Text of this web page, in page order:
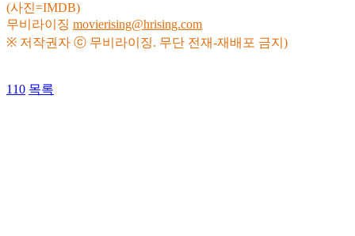
(사진=IMDB)
무비라이징 movierising@hrising.com
※ 저작권자 ⓒ 무비라이징. 무단 전재-재배포 금지)
110 목록